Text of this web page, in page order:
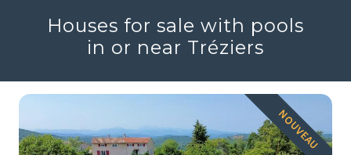
Houses for sale with pools
in or near Tréziers
NOUVEAU